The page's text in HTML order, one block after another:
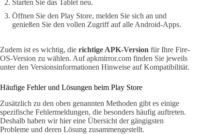
Starten Sie das Tablet neu.
Öffnen Sie den Play Store, melden Sie sich an und
genießen Sie den vollen Zugriff auf alle Android-Apps.
Zudem ist es wichtig, die richtige APK-Version für Ihre Fire-
OS-Version zu wählen. Auf apkmirror.com finden Sie jeweils
unter den Versionsinformationen Hinweise auf Kompatibilität.
Häufige Fehler und Lösungen beim Play Store
Zusätzlich zu den oben genannten Methoden gibt es einige
spezifische Fehlermeldungen, die besonders häufig auftreten.
Deshalb haben wir hier eine Übersicht der gängigsten
Probleme und deren Lösung zusammengestellt.